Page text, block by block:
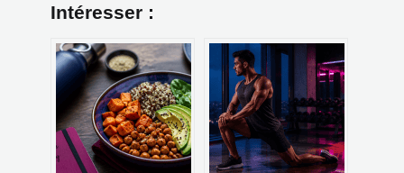
Intéresser :